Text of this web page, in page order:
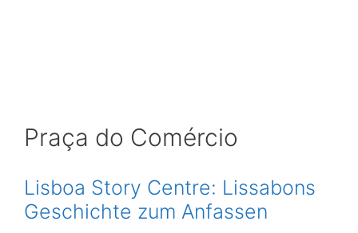
Praça do Comércio
Lisboa Story Centre: Lissabons
Geschichte zum Anfassen